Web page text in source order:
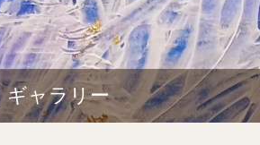
ギャラリー